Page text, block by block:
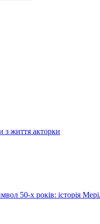
з життя акторки
50-х років: історія